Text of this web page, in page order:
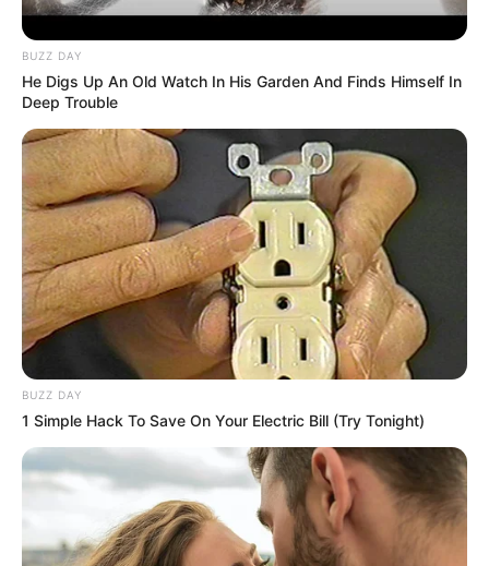
BUZZ DAY
He Digs Up An Old Watch In His Garden And Finds Himself In
Deep Trouble
BUZZ DAY
1 Simple Hack To Save On Your Electric Bill (Try Tonight)